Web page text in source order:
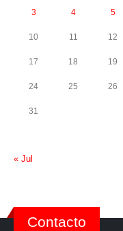
3 4 5
10 11 12
17 18 19
24 25 26
31
« Jul
Contacto